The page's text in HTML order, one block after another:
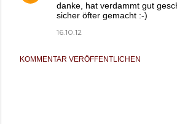
danke, hat verdammt gut
sicher öfter gemacht :-)
16.10.12
KOMMENTAR VERÖFFENTLICHEN